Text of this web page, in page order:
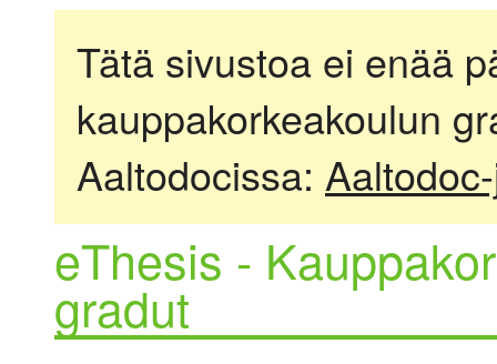
Tätä sivustoa ei enää
kauppakorkeakoulun
Aaltodocissa:
eThesis -
gradut